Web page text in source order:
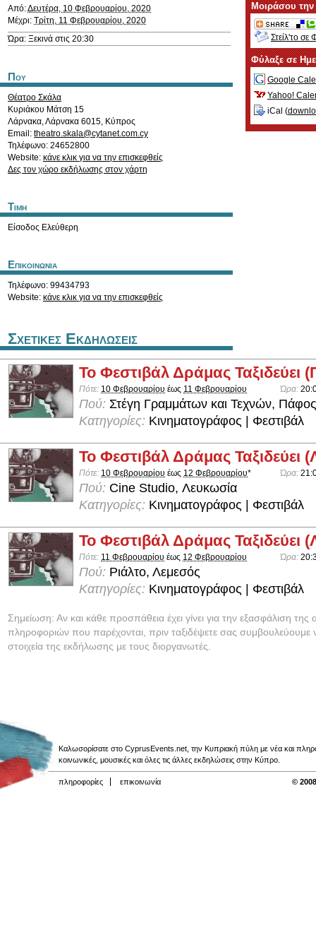
Από:Δευτέρα, 10 Φεβρουαρίου, 2020
Μέχρι: Τρίτη, 11 Φεβρουαρίου, 2020
Ώρα: Ξεκινά στις 20:30
Που
Θέατρο Σκάλα
Κυριάκου Μάτση 15
Λάρνακα,Λάρνακα 6015, Κύπρος
Email: theatro.skala@cytanet.com.cy
Τηλέφωνο: 24652800
Website: κάνε κλικ για να την επισκεφθείς
Δες τον χώρο εκδήλωσης στον χάρτη
Τιμη
Είσοδος Ελεύθερη
Επικοινωνια
Τηλέφωνο: 99434793
Website: κάνε κλικ για να την επισκεφθείς
Μοιράσου
Στείλ'το σε
Φύλαξε σε
Google
Yahoo!
iCal (
Σχετικες Εκδηλωσεις
Το Φεστιβάλ Δράμας Ταξιδεύει
Πότε: 10 Φεβρουαρίου έως 11 Φεβρουαρίου Ώρα:
Πού: Στέγη Γραμμάτων και Τεχνών, Πάφος
Κατηγορίες: Κινηματογράφος | Φεστιβάλ
Το Φεστιβάλ Δράμας Ταξιδεύει
Πότε: 10 Φεβρουαρίου έως 12 Φεβρουαρίου* Ώρα:
Πού: Cine Studio, Λευκωσία
Κατηγορίες: Κινηματογράφος | Φεστιβάλ
Το Φεστιβάλ Δράμας Ταξιδεύει
Πότε: 11 Φεβρουαρίου έως 12 Φεβρουαρίου Ώρα:
Πού: Ριάλτο, Λεμεσός
Κατηγορίες: Κινηματογράφος | Φεστιβάλ
Σημείωση: Αν και κάθε προσπάθεια έχει γίνει για την εξασφάλιση της
πληροφοριών που παρέχονται, πριν ταξιδέψετε σας συμβουλεύουμε
στοιχεία της εκδήλωσης με τους διοργανωτές.
Καλωσορίσατε στο CyprusEvents.net, την Κυπριακή πύλη με νέα και
κοινωνικές, μουσικές και όλες τις άλλες εκδηλώσεις στην Κύπρο.
πληροφορίες επικοινωνία ©